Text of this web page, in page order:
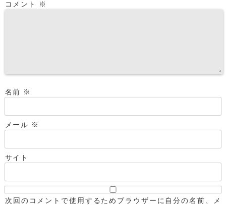
コメント
※
名前 ※
メール ※
サイト
次回のコメントで使用するためブラウザーに自分の名前、メ